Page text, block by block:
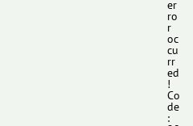
er
ro
r
oc
cu
rr
ed
!
Co
de
: